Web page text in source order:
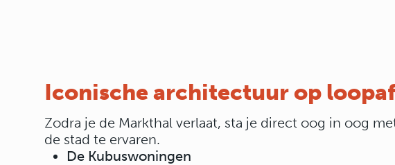
Iconische architectuur op
Zodra je de Markthal verlaat, sta je direct oog in oog
de stad te ervaren.
De Kubuswoningen